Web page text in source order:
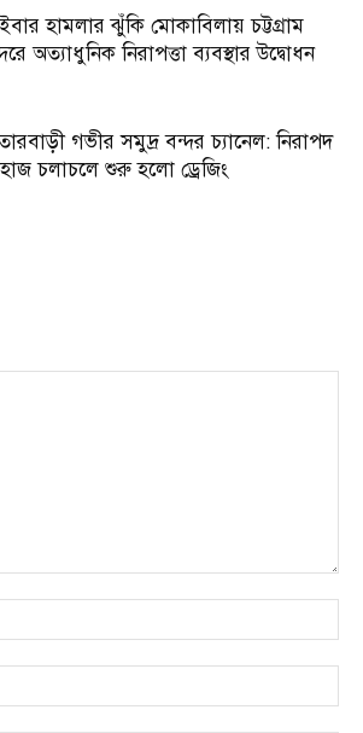
হামলার ঝুঁকি মোকাবিলায় চট্টগ্রাম
অত্যাধুনিক নিরাপত্তা ব্যবস্থার উদ্বোধন
গভীর সমুদ্র বন্দর চ্যানেল: নিরাপদ
চলাচলে শুরু হলো ড্রেজিং